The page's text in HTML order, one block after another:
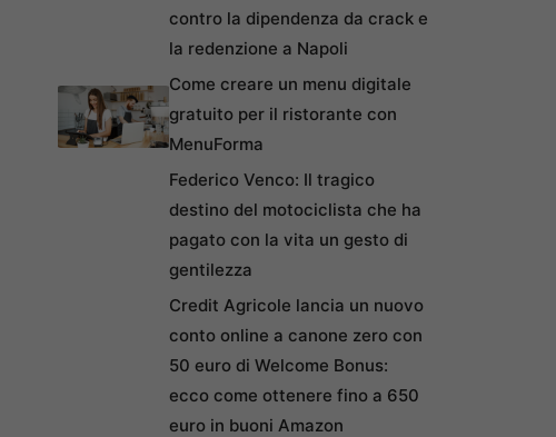
contro la dipendenza da crack e
la redenzione a Napoli
Come creare un menu digitale
gratuito per il ristorante con
MenuForma
Federico Venco: Il tragico
destino del motociclista che ha
pagato con la vita un gesto di
gentilezza
Credit Agricole lancia un nuovo
conto online a canone zero con
50 euro di Welcome Bonus:
ecco come ottenere fino a 650
euro in buoni Amazon